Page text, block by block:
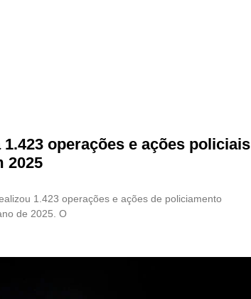
operações e ações policiais
2025
1.423 operações e ações de policiamento
de 2025. O